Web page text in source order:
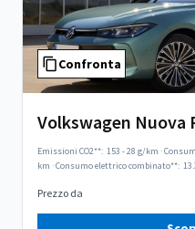
Confronta
Volkswagen Nuova
Emissioni CO2**: 153 - 28 g/km ·
km ·Consumo elettrico combinato**:
Prezzo da